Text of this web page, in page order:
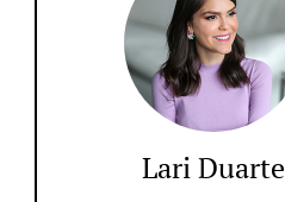
Lari Duarte